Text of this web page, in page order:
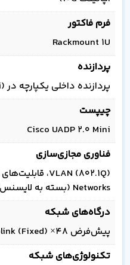
فرم فاکتور
Rackmount 1U
پردازنده
پردازنده داخلی یکپارچه در ASIC (UADP 2.0 Mini)
چیپست
Cisco UADP 2.0 Mini
فناوری مجازی‌سازی
Networks (بسته به لایسنس)
درگاه‌های شبکه
پیش‌فرض 48× 1G PoE+ + 4× 10G SFP+ Uplink (Fixed)
تکنولوژی‌های شبکه